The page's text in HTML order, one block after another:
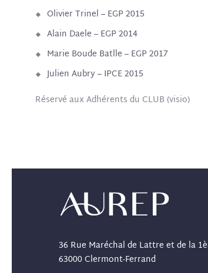
Olivier Trinel – EGP 2015
Alain Daele – EGP 2014
Marie Boude Batlle – EGP 2017
Julien Aubry – IPCE 2015
Réservé aux Adhérents du CLUB (visio)
36 Rue Maréchal de Lattre et de la
63000 Clermont-Ferrand